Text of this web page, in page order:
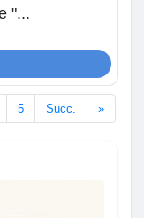
"...
5 Succ. »